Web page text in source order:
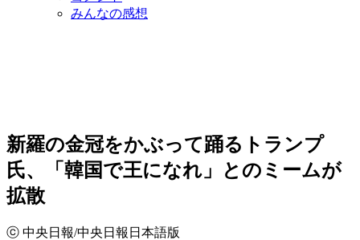
みんなの感想
新羅の金冠をかぶって踊るトランプ
氏、「韓国で王になれ」とのミームが
拡散
ⓒ 中央日報/中央日報日本語版